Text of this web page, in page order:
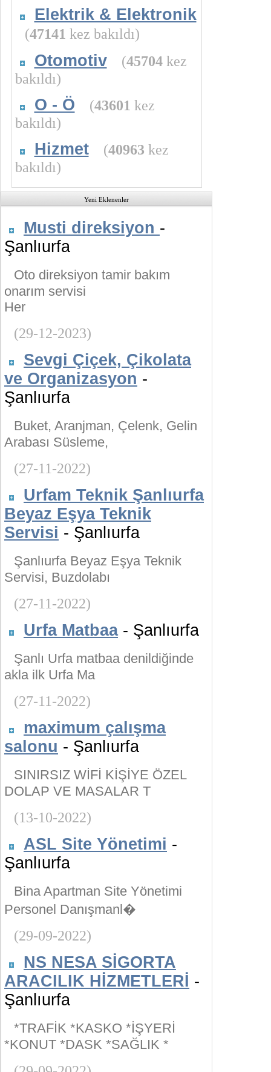
Elektrik & Elektronik
(47141 kez bakıldı)
Otomotiv (45704kez
bakıldı)
O - Ö (43601 kez
bakıldı)
Hizmet (40963 kez
bakıldı)
Yeni Eklenenler
Musti direksiyon -
Şanlıurfa
Oto direksiyon tamir bakım
onarım servisi
Her
(29-12-2023)
Sevgi Çiçek, Çikolata
ve Organizasyon -
Şanlıurfa
Buket, Aranjman, Çelenk, Gelin
Arabası Süsleme,
(27-11-2022)
Urfam Teknik Şanlıurfa
Beyaz Eşya Teknik
Servisi - Şanlıurfa
Şanlıurfa Beyaz Eşya Teknik
Servisi, Buzdolabı
(27-11-2022)
Urfa Matbaa- Şanlıurfa
Şanlı Urfa matbaa denildiğinde
akla ilk Urfa Ma
(27-11-2022)
maximum çalışma
salonu - Şanlıurfa
SINIRSIZ WİFİ KİŞİYE ÖZEL
DOLAP VE MASALAR T
(13-10-2022)
ASL Site Yönetimi -
Şanlıurfa
Bina Apartman Site Yönetimi
Personel Danışmanl�
(29-09-2022)
NS NESA SİGORTA
ARACILIK HİZMETLERİ -
Şanlıurfa
*TRAFİK *KASKO *İŞYERİ
*KONUT *DASK *SAĞLIK *